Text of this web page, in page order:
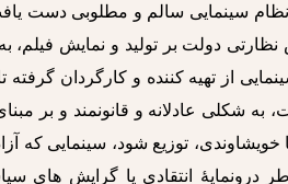
نظام سینمایی سالم و مطلوبی دست
دولت بر تولید و نمایش
از تهیه کننده و کارگردان گرفته
به شکلی عادلانه و قانونمند و بر
توزیع شود، سینمایی که
درونمایۀ انتقادی یا گرایش های